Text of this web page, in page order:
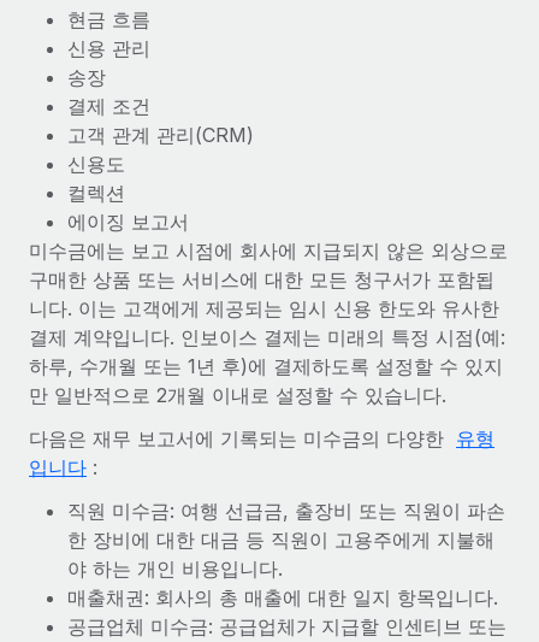
복잡한 고용 업무를 아웃소싱
인프라
Remote 통합
HR을 워크플로에 매끄럽게 통합
플랫폼
팀을 위한 통합된 핵심 HR 기능
연결
새로운
MCP를 사용하여 모든 AI 도구를 Remote에 연결 가능
통합
핵심 비즈니스 도구로 프로세스를 간소화
서비스
전문가 상담
글로벌 인사 및 규정 준수 업무 처리에 전문가 지원 제공
신원 조사
채용 후보자 심사 프로세스 간소화
스타트업
성장하는 기업을 위한 민첩한 글로벌 HR 및 급여 솔루션
중견기업
맞춤형 HR 솔루션으로 팀 확장
엔터프라이즈
대기업을 위한 글로벌 HR
REMOTE 파트너 되기
전략적 기술 파트너
플랫폼에 글로벌 HR을 유연하게 통합
파트너 되기
Remote와의 파트너십 기회 탐색
통합 및 AI 자동화 컨설팅
사례 연구
REMOTE와 함께 배우기
리서치 및 가이드
사례 연구
HR 용어집
체크리스트 및 템플릿
직무 설명 라이브러리
웨비나
이벤트
뉴스룸
급여 및 인재 인사이트
인사이트 센터
지원받기
모든 리소스 보기
Français
Deutsch
Español
Italiano
Português (Portugal)
日本語
한국어
中文（简体）
현금 흐름
신용 관리
송장
결제 조건
고객 관계 관리(CRM)
신용도
컬렉션
에이징 보고서
미수금에는 보고 시점에 회사에 지급되지 않은 외상으로
구매한 상품 또는 서비스에 대한 모든 청구서가 포함됩
니다. 이는 고객에게 제공되는 임시 신용 한도와 유사한
결제 계약입니다. 인보이스 결제는 미래의 특정 시점(예:
하루, 수개월 또는 1년 후)에 결제하도록 설정할 수 있지
만 일반적으로 2개월 이내로 설정할 수 있습니다.
다음은 재무 보고서에 기록되는 미수금의 다양한 유형
입니다 :
직원 미수금: 여행 선급금, 출장비 또는 직원이 파손
한 장비에 대한 대금 등 직원이 고용주에게 지불해
야 하는 개인 비용입니다.
매출채권: 회사의 총 매출에 대한 일지 항목입니다.
공급업체 미수금: 공급업체가 지급할 인센티브 또는